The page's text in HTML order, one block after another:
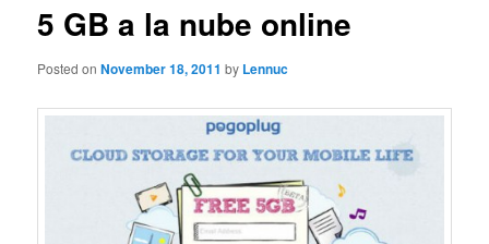
5 GB a la nube online
Posted onNovember 18, 2011 by Lennuc